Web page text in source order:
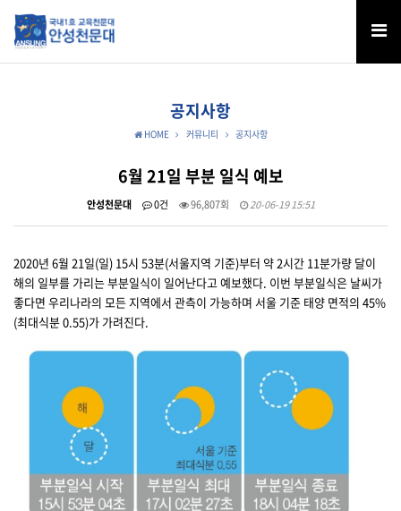
공지사항
HOME 커뮤니티 공지사항
6월 21일 부분 일식 예보
안성천문대 0건 96,807회 20-06-19 15:51
2020년 6월 21일(일) 15시 53분(서울지역 기준)부터 약 2시간 11분가량 달이
해의 일부를 가리는 부분일식이 일어난다고 예보했다. 이번 부분일식은 날씨가
좋다면 우리나라의 모든 지역에서 관측이 가능하며 서울 기준 태양 면적의 45%
(최대식분 0.55)가 가려진다.